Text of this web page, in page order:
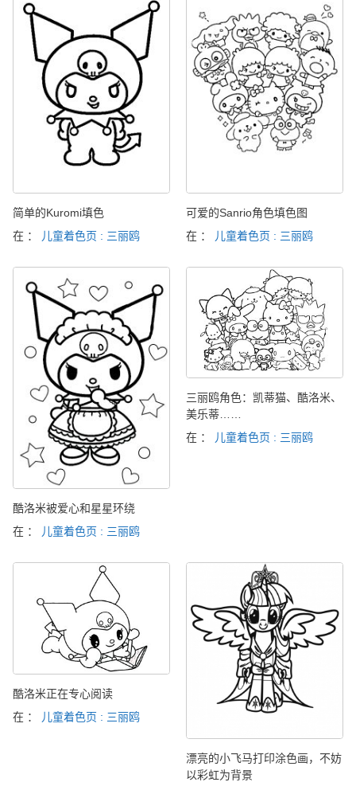
简单的Kuromi填色
在 ：
儿童着色页 : 三丽鸥
可爱的Sanrio角色填色图
在 ：
儿童着色页 : 三丽鸥
酷洛米被爱心和星星环绕
在 ：
儿童着色页 : 三丽鸥
三丽鸥角色：凯蒂猫、酷洛米、
美乐蒂……
在 ：
儿童着色页 : 三丽鸥
酷洛米正在专心阅读
在 ：
儿童着色页 : 三丽鸥
漂亮的小飞马打印涂色画，不妨
以彩虹为背景